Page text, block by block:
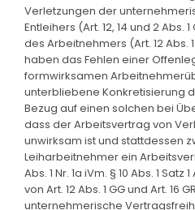
Verletzungen der
Entleihers (Art. 12, 14 und 2 Abs.
des Arbeitnehmers (Art. 12 Abs.
haben das Fehlen einer
formwirksamen
unterbliebene Konkretisierung
Bezug auf einen solchen bei
dass der Arbeitsvertrag von
unwirksam ist und stattdessen
Leiharbeitnehmer ein
Abs. 1 Nr. 1a iVm. § 10 Abs. 1
von Art. 12 Abs. 1 GG und Art. 16
unternehmerische